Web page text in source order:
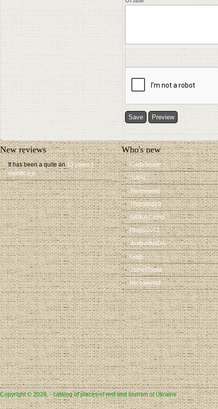
New reviews
It has been a quite an 13 years 1
month ago
Who's new
CadySeave
SvitAL
Thomasevc
Thomasdzq
SIRKA Camp
Proslavv12
JustinVANDA
Gogi
JamesToula
Michaelmut
Copyright © 2026, - catalog of places of rest and tourism of Ukraine